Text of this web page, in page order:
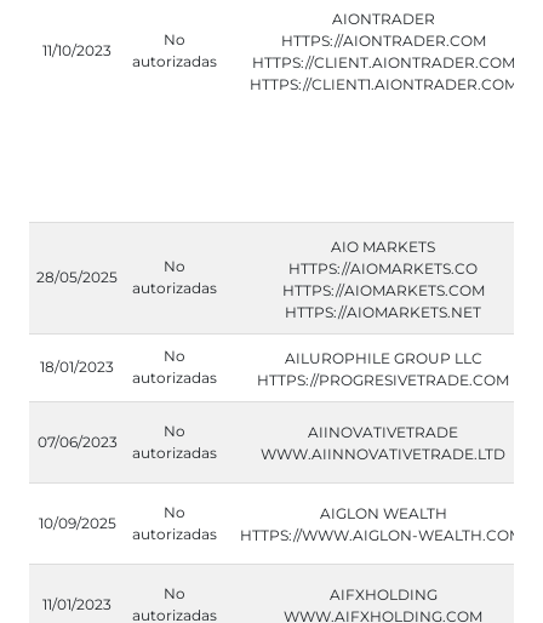
11/10/2023
No
autorizadas
AIONTRADER
HTTPS://AIONTRADER.COM
HTTPS://CLIENT.AIONTRADER.COM
HTTPS://CLIENT1.AIONTRADER.COM
28/05/2025
No
autorizadas
AIO MARKETS
HTTPS://AIOMARKETS.CO
HTTPS://AIOMARKETS.COM
HTTPS://AIOMARKETS.NET
18/01/2023
No
autorizadas
AILUROPHILE GROUP LLC
HTTPS://PROGRESIVETRADE.COM
07/06/2023
No
autorizadas
AIINOVATIVETRADE
WWW.AIINNOVATIVETRADE.LTD
10/09/2025
No
autorizadas
AIGLON WEALTH
HTTPS://WWW.AIGLON-WEALTH.COM/
11/01/2023
No
autorizadas
AIFXHOLDING
WWW.AIFXHOLDING.COM